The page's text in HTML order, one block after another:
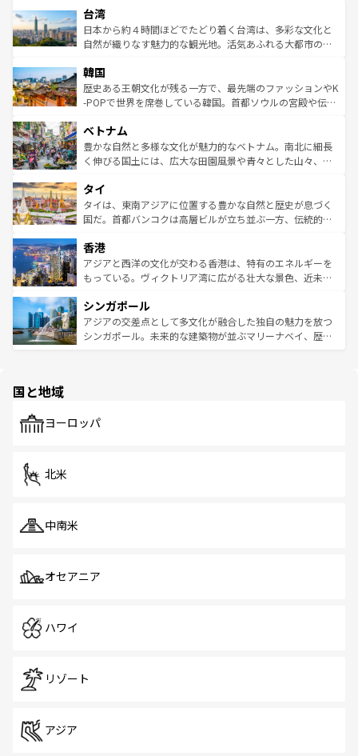
ならではの贅沢な旅のスタイルだ。 なお、新着のアメリカ
情報はコンテンツ一覧を参照してほしい。
れるおもてなしの心で訪れる人々を迎えてくれるハワイの
人々、おいしいローカルフードやハワイアンミュージッ
ク、伝統的なフラダンスなど、すべてがハワイの魅力を彩
ワイを、存分に味わってほしい。 なお、新着のハワイ情報
はコンテンツ一覧を参照してほしい。
リアリーフや大陸中央部にそびえるウルル（エアーズロッ
ク）、タスマニアの美しい原生林やケアンズの熱帯雨林な
ど、見どころがたくさん。また、カフェやワイン、オージ
いる。アクティビティも充実しており、サーフィンやダイ
ビング、ハイキングなど、アウトドア好きにはたまらな
い。オーストラリアの多彩な魅力を存分に味わいつくそ
参照してほしい。
台湾
日本から約４時間ほどでたどり着く台湾は、多彩な文化と
自然が織りなす魅力的な観光地。活気あふれる大都市の台
ン）、静ひつな山岳地帯である台湾東部など、都市の喧騒
と山間の静けさが共存しており、訪れる人に新しい発見と
驚きをもたらしてくれる。また、奥深い台湾の食文化も魅
容にもいいと評判のスイーツなど、バラエティ豊かな料理
が味わえる。 なお、新着の台湾情報は コンテンツ一覧を参
照してほしい。
韓国
歴史ある王朝文化が残る一方で、最先端のファッションやK
-POPで世界を席巻している韓国。首都ソウルの宮殿や伝統
き、地方に足を延ばせば四季折々の自然美を楽しむことが
できる。そして、キムチや焼肉、絶品のストリートフード
まで、さまざまな韓国料理が待っている。夜には、韓国な
リティに包まれながら、韓国の多彩な魅力を心ゆくまで味
わってみてほしい。 なお、新着の韓国情報はコンテンツ一
覧を参照してほしい。
ベトナム
豊かな自然と多様な文化が魅力的なベトナム。南北に細長
く伸びる国土には、広大な田園風景や青々とした山々、世
急速な発展と共に伝統が息づく。ハノイの古い町並みやホ
ーチミン市のフランス統治時代の建物も、独特の雰囲気を
醸し出している。また、バラエティの豊かさとおいしさで
とつ。フォーやバインミー、ベトナムコーヒーなどは、ぜ
ひ現地で味わいたい。どの地域を訪れてもあたたかい人々
が旅行者を迎えてくれるので、きっと忘れられない旅にな
参照してほしい。
タイ
タイは、東南アジアに位置する豊かな自然と歴史が息づく
国だ。首都バンコクは高層ビルが立ち並ぶ一方、伝統的な
の活気が交差している。北部ではチェンマイなどの山岳地
帯で自然と触れ合い、南部ではプーケットやクラビの美し
いビーチでリゾート気分を楽しむことができる。タイ料理
激する。気候は一年中温暖で、どの季節にも異なる楽しみ
が待っている。親しみやすいタイの人々、仏教を中心とし
た文化、そして多様な観光資源が、訪れる旅人を魅了し続
香港
アジアと西洋の文化が交わる香港は、特有のエネルギーを
もっている。ヴィクトリア湾に広がる壮大な景色、近未来
み、どこを訪れても感動するはず。観光スポットが密集し
ており、効率よく見どころを回れるのも魅力。息をのむよ
うな絶景から文化的な体験まで、香港を存分に楽しみ尽く
シンガポール
アジアの交差点として多文化が融合した独自の魅力を放つ
シンガポール。未来的な建築物が並ぶマリーナベイ、歴史
で、ホーカーズは地元の風情を楽しめる外せないスポット
国と地域
ヨーロッパ
北米
中南米
オセアニア
ハワイ
リゾート
アジア